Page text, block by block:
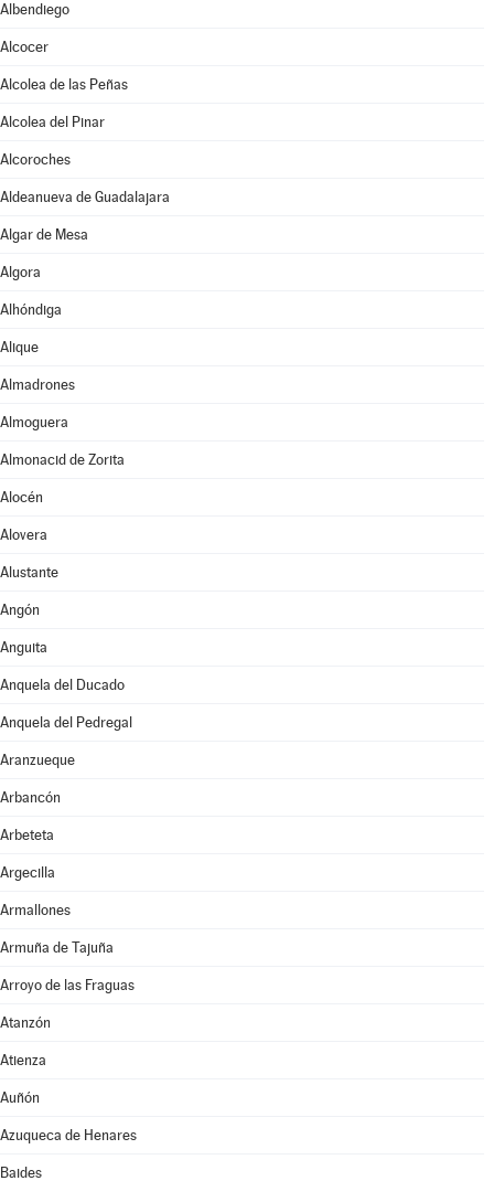
Albendiego
Alcocer
Alcolea de las Peñas
Alcolea del Pinar
Alcoroches
Aldeanueva de Guadalajara
Algar de Mesa
Algora
Alhóndiga
Alique
Almadrones
Almoguera
Almonacid de Zorita
Alocén
Alovera
Alustante
Angón
Anguita
Anquela del Ducado
Anquela del Pedregal
Aranzueque
Arbancón
Arbeteta
Argecilla
Armallones
Armuña de Tajuña
Arroyo de las Fraguas
Atanzón
Atienza
Auñón
Azuqueca de Henares
Baides